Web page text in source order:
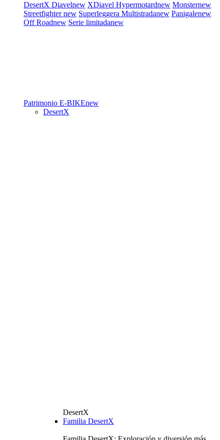
DesertX Diavelnew XDiavel Hypermotardnew Monsternew
Streetfighternew Superleggera Multistradanew Panigalenew
Off Roadnew Serie limitadanew
Patrimonio E-BIKEnew
DesertX
DesertX
Familia DesertX